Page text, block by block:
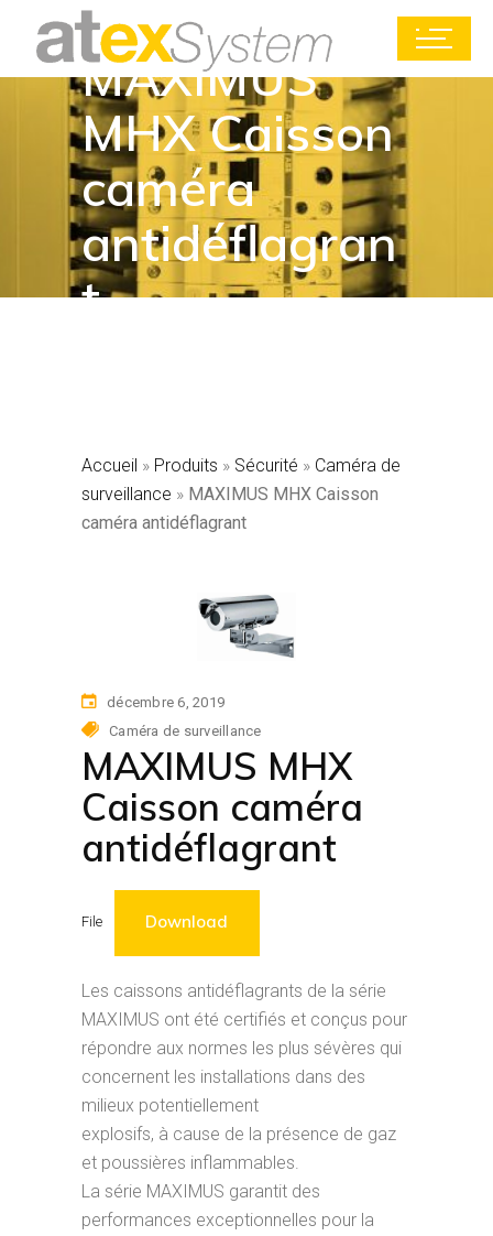
MAXIMUS
MHX Caisson
caméra
antidéflagran
t
Accueil » Produits » Sécurité » Caméra de
surveillance » MAXIMUS MHX Caisson
caméra antidéflagrant
décembre 6, 2019
Caméra de surveillance
MAXIMUS MHX
Caisson caméra
antidéflagrant
File Download
Les caissons antidéflagrants de la série
MAXIMUS ont été certifiés et conçus pour
répondre aux normes les plus sévères qui
concernent les installations dans des
milieux potentiellement
explosifs, à cause de la présence de gaz
et poussières inflammables.
La série MAXIMUS garantit des
performances exceptionnelles pour la